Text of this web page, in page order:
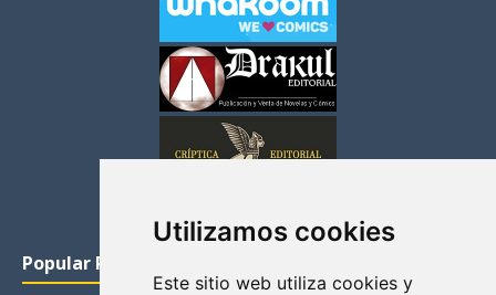
Utilizamos cookies
Este sitio web utiliza cookies y
Popular Posts